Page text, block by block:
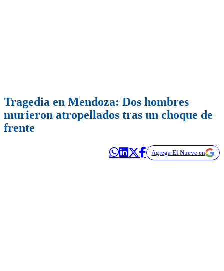
Tragedia en Mendoza: Dos hombres
murieron atropellados tras un choque de
frente
Agrega El Nueve en